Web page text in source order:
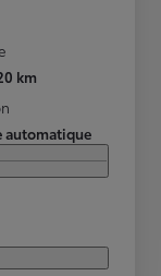
km
automatique